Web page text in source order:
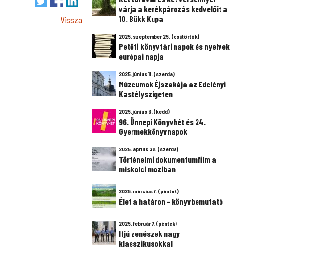
Vissza
várja a kerékpározás kedvelőit a
10. Bükk Kupa
2025. szeptember 25. (csütörtök)
Petőfi könyvtári napok és nyelvek
európai napja
2025. június 11. (szerda)
Múzeumok Éjszakája az Edelényi
Kastélyszigeten
2025. június 3. (kedd)
96. Ünnepi Könyvhét és 24.
Gyermekkönyvnapok
2025. április 30. (szerda)
Történelmi dokumentumfilm a
miskolci moziban
2025. március 7. (péntek)
Élet a határon - könyvbemutató
2025. február 7. (péntek)
Ifjú zenészek nagy
klasszikusokkal